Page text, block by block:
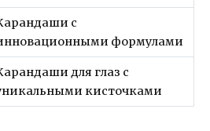
с
формулами
для глаз с
кисточками